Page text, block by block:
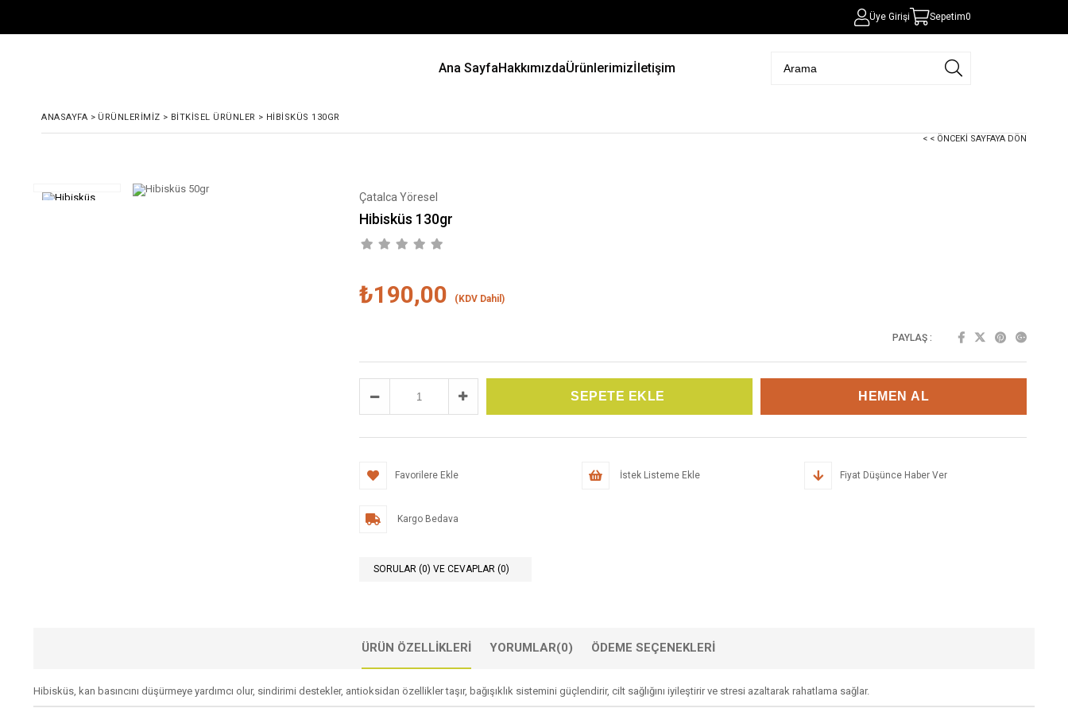
Üye Girişi Sepetim0
Ana SayfaHakkımızdaÜrünlerimizİletişim
ANASAYFA > ÜRÜNLERIMIZ > BITKISEL ÜRÜNLER > HIBISKÜS 130GR
< < ÖNCEKI SAYFAYA DÖN
Çatalca Yöresel
Hibisküs 130gr
₺190,00 (KDV Dahil)
PAYLAŞ :
Favorilere Ekle İstek Listeme Ekle Fiyat Düşünce Haber Ver
Kargo Bedava
SORULAR (0) VE CEVAPLAR (0)
ÜRÜN ÖZELLIKLERI YORUMLAR(0) ÖDEME SEÇENEKLERI
Hibisküs, kan basıncını düşürmeye yardımcı olur, sindirimi destekler, antioksidan özellikler taşır, bağışıklık sistemini güçlendirir, cilt sağlığını iyileştirir ve stresi azaltarak rahatlama sağlar.